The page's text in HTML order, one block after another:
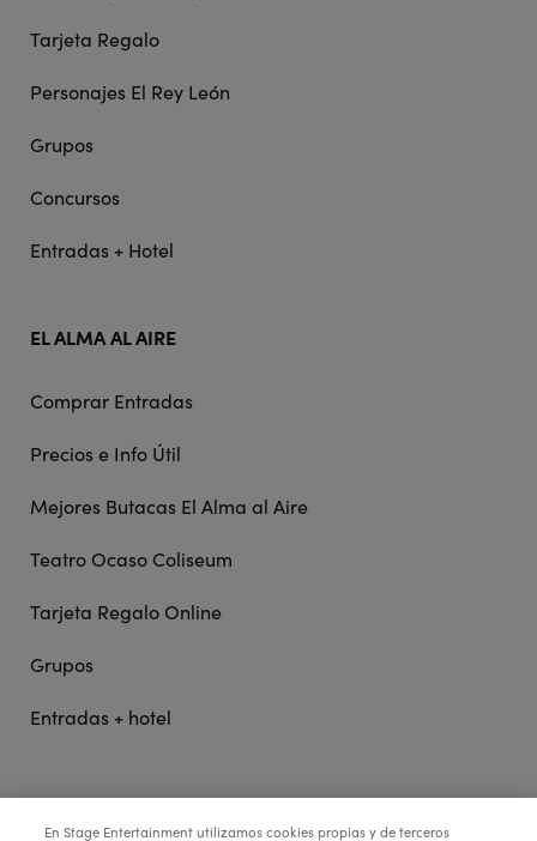
Tarjeta Regalo
Personajes El Rey León
Grupos
Concursos
Entradas + Hotel
EL ALMA AL AIRE
Comprar Entradas
Precios e Info Útil
Mejores Butacas El Alma al Aire
Teatro Ocaso Coliseum
Tarjeta Regalo Online
Grupos
Entradas + hotel
STAGE ENTERTAINMENT
En Stage Entertainment utilizamos cookies propias y de terceros